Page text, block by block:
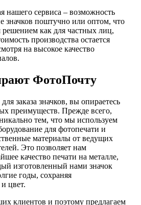
нашего сервиса – возможность
значков поштучно или оптом, что
решением как для частных лиц,
производства остается
на высокое качество
ФотоПочту
заказа значков, вы опираетесь
преимуществ. Прежде всего,
тем, что мы используем
для фотопечати и
материалы от ведущих
Это позволяет нам
качество печати на металле,
изготовленный нами значок
годы, сохраняя
цвет.
клиентов и поэтому предлагаем